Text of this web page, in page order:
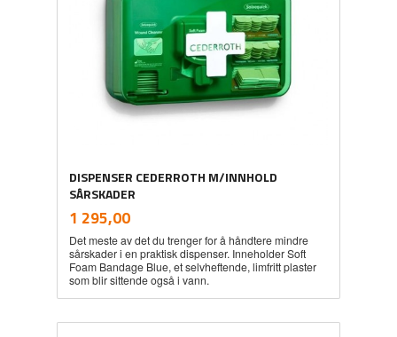
DISPENSER CEDERROTH M/INNHOLD
SÅRSKADER
Pris
1 295,00mva.
Det meste av det du trenger for å håndtere mindre
sårskader i en praktisk dispenser. Inneholder Soft
Foam Bandage Blue, et selvheftende, limfritt plaster
som blir sittende også i vann.